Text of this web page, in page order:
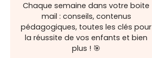
Chaque semaine dans votre boite
mail : conseils, contenus
pédagogiques, toutes les clés pour
la réussite de vos enfants et bien
plus ! 🎯